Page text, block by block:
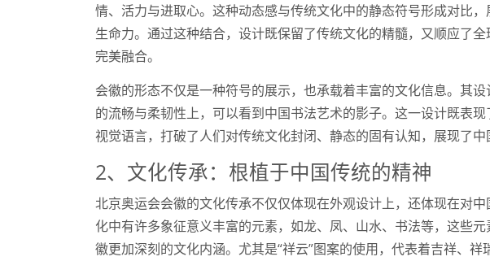
情、活力与进取心。这种动态感与传统文化中的静态符号形成对比
生命力。通过这种结合，设计既保留了传统文化的精髓，又顺应了
完美融合。
会徽的形态不仅是一种符号的展示，也承载着丰富的文化信息。其
的流畅与柔韧性上，可以看到中国书法艺术的影子。这一设计既表
视觉语言，打破了人们对传统文化封闭、静态的固有认知，展现了中
2、文化传承：根植于中国传统的精神
北京奥运会会徽的文化传承不仅仅体现在外观设计上，还体现在对
化中有许多象征意义丰富的元素，如龙、凤、山水、书法等，这些
徽更加深刻的文化内涵。尤其是“祥云”图案的使用，代表着吉祥、